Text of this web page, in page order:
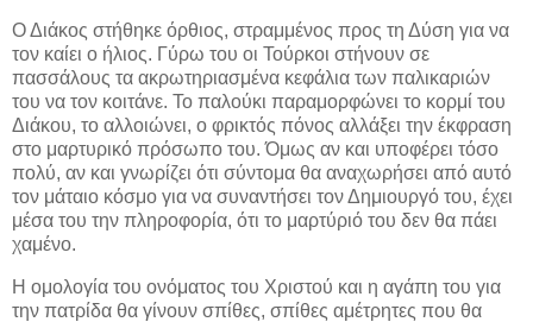
Ο Διάκος στήθηκε όρθιος, στραμμένος προς τη Δύση για να
τον καίει ο ήλιος. Γύρω του οι Τούρκοι στήνουν σε
πασσάλους τα ακρωτηριασμένα κεφάλια των παλικαριών
του να τον κοιτάνε. Το παλούκι παραμορφώνει το κορμί του
Διάκου, το αλλοιώνει, ο φρικτός πόνος αλλάξει την έκφραση
στο μαρτυρικό πρόσωπο του. Όμως αν και υποφέρει τόσο
πολύ, αν και γνωρίζει ότι σύντομα θα αναχωρήσει από αυτό
τον μάταιο κόσμο για να συναντήσει τον Δημιουργό του, έχει
μέσα του την πληροφορία, ότι το μαρτύριό του δεν θα πάει
χαμένο.
Η ομολογία του ονόματος του Χριστού και η αγάπη του για
την πατρίδα θα γίνουν σπίθες, σπίθες αμέτρητες που θα